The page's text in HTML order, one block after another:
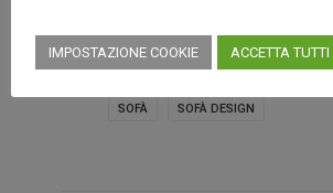
POLTRONA VINTAGE SALOTTINO
SALOTTO SALOTTO MODERNO
SOFÀ SOFÀ DESIGN
IMPOSTAZIONE COOKIE ACCETTA TUTTI